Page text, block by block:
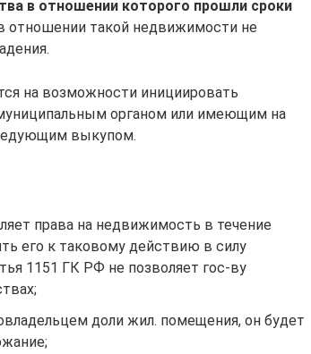
в отношении которого прошли сроки
отношении такой недвижимости не
на возможности инициировать
органом или имеющим на
выкупом.
права на недвижимость в течение
его к таковому действию в силу
1151 ГК РФ не позволяет гос-ву
доли жил. помещения, он будет